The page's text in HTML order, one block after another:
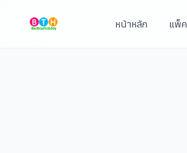
หน้าหลัก แพ็